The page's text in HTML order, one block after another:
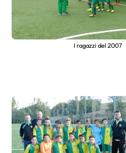
I ragazzi del 2007